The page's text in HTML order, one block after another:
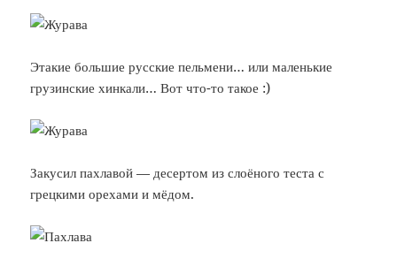
Этакие большие русские пельмени… или маленькие
грузинские хинкали… Вот что-то такое :)
Закусил пахлавой — десертом из слоёного теста с
грецкими орехами и мёдом.